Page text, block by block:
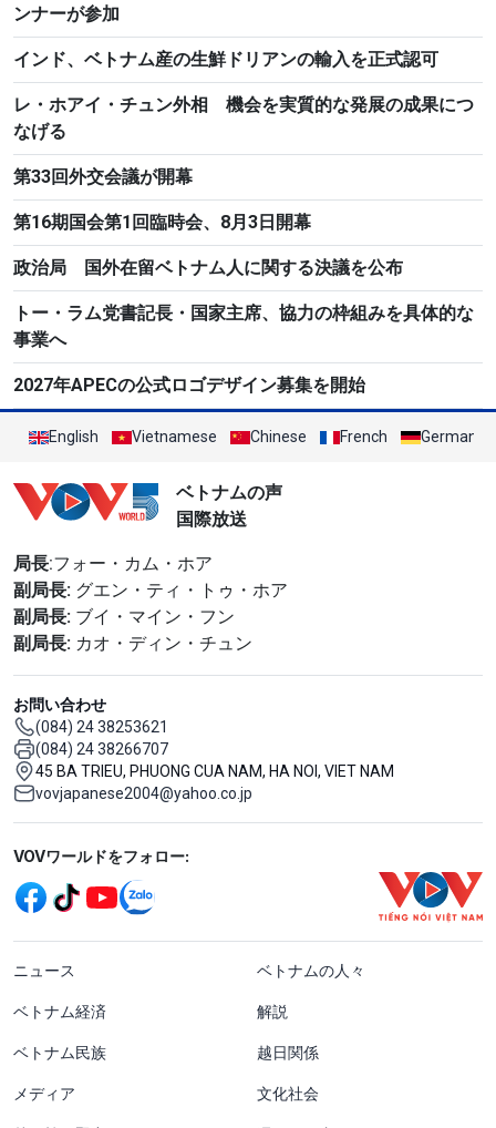
ンナーが参加
インド、ベトナム産の生鮮ドリアンの輸入を正式認可
レ・ホアイ・チュン外相 機会を実質的な発展の成果につ
なげる
第33回外交会議が開幕
第16期国会第1回臨時会、8月3日開幕
政治局 国外在留ベトナム人に関する決議を公布
トー・ラム党書記長・国家主席、協力の枠組みを具体的な
事業へ
2027年APECの公式ロゴデザイン募集を開始
English Vietnamese Chinese French German
ベトナムの声
国際放送
局長:フォー・カム・ホア
副局長: グエン・ティ・トゥ・ホア
副局長: ブイ・マイン・フン
副局長: カオ・ディン・チュン
お問い合わせ
(084) 24 38253621
(084) 24 38266707
45 BA TRIEU, PHUONG CUA NAM, HA NOI, VIET NAM
vovjapanese2004@yahoo.co.jp
Mạng xã hội
VOVワールドをフォロー:
menu footer tiếng Nhật
ニュース ベトナムの人々
ベトナム経済 解説
ベトナム民族 越日関係
メディア 文化社会